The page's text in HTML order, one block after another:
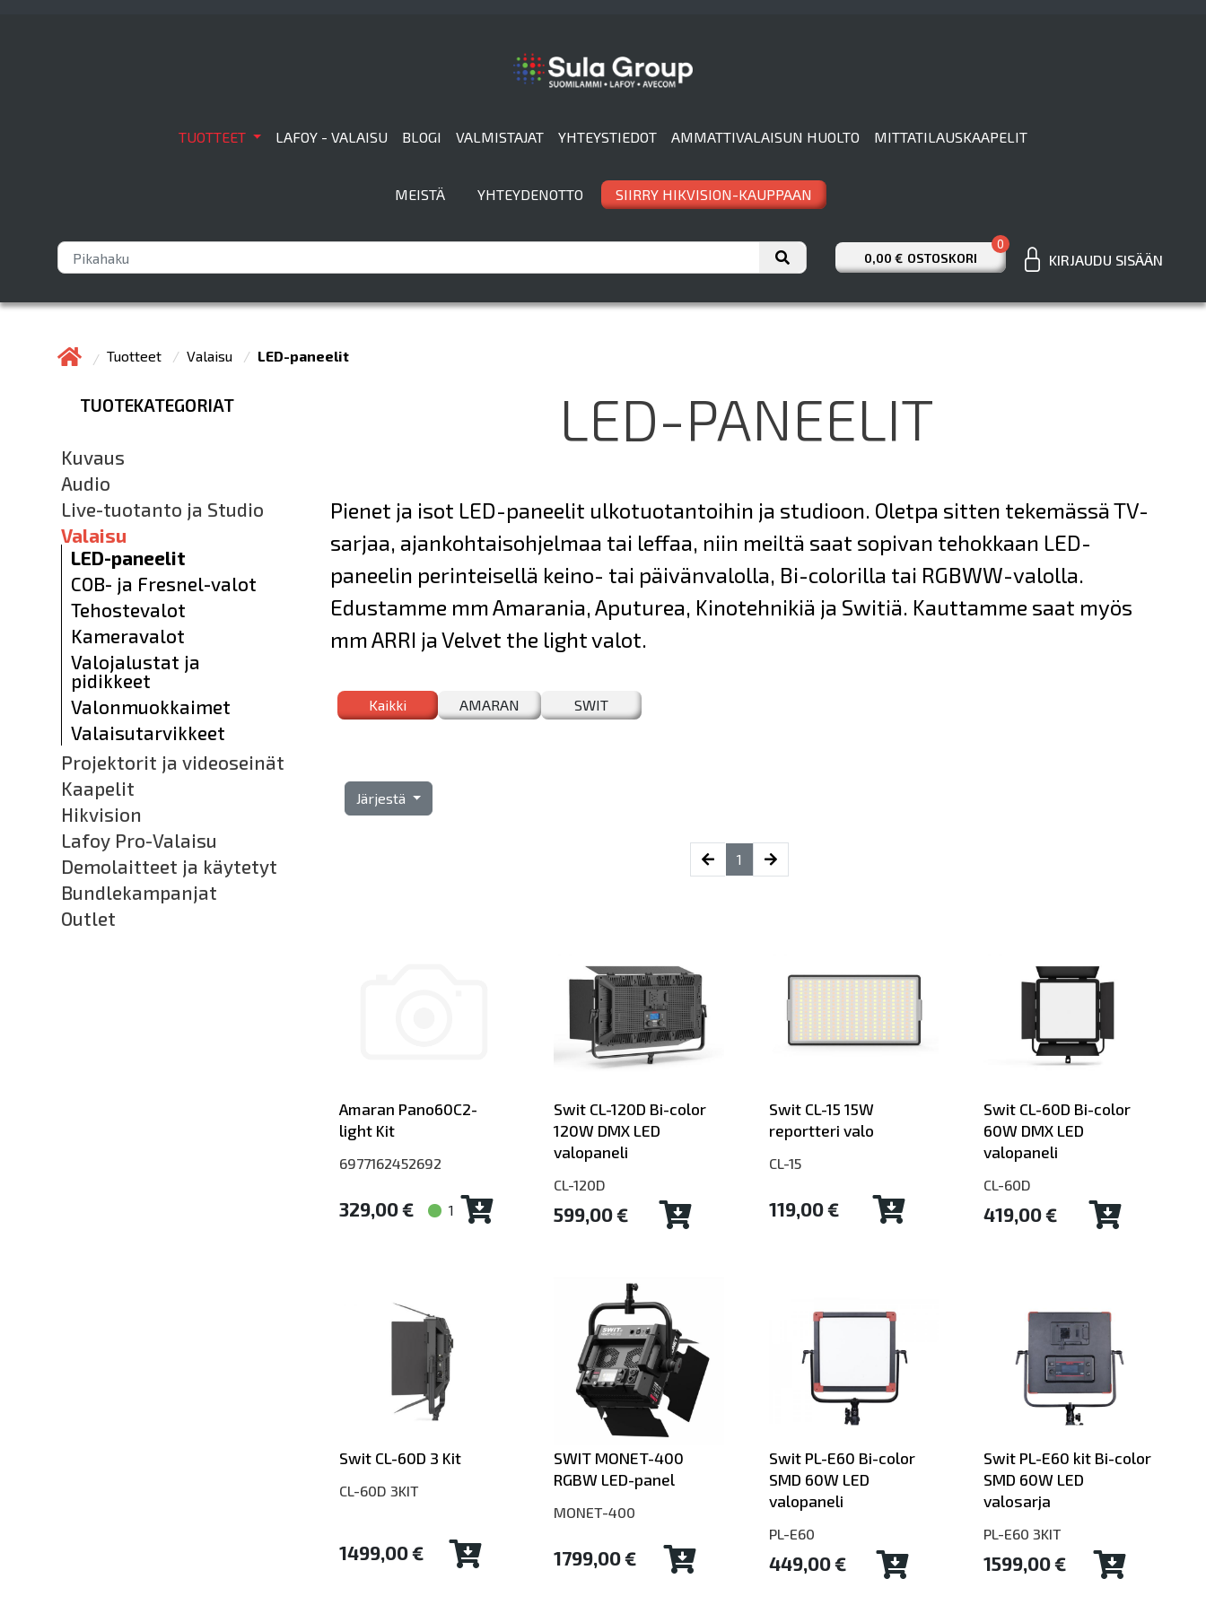
TUOTTEET LAFOY - VALAISU BLOGI VALMISTAJAT YHTEYSTIEDOT AMMATTIVALAISUN HUOLTO MITTATILAUSKAAPELIT
MEISTÄ YHTEYDENOTTO SIIRRY HIKVISION-KAUPPAAN
0,00 € OSTOSKORI
0
KIRJAUDU SISÄÄN
Tuotteet Valaisu LED-paneelit
TUOTEKATEGORIAT
Kuvaus
Audio
Live-tuotanto ja Studio
Valaisu
LED-paneelit
COB- ja Fresnel-valot
Tehostevalot
Kameravalot
Valojalustat ja
pidikkeet
Valonmuokkaimet
Valaisutarvikkeet
Projektorit ja videoseinät
Kaapelit
Hikvision
Lafoy Pro-Valaisu
Demolaitteet ja käytetyt
Bundlekampanjat
Outlet
LED-PANEELIT
Pienet ja isot LED-paneelit ulkotuotantoihin ja studioon. Oletpa sitten tekemässä TV-
sarjaa, ajankohtaisohjelmaa tai leffaa, niin meiltä saat sopivan tehokkaan LED-
paneelin perinteisellä keino- tai päivänvalolla, Bi-colorilla tai RGBWW-valolla.
Edustamme mm Amarania, Aputurea, Kinotehnikiä ja Switiä. Kauttamme saat myös
mm ARRI ja Velvet the light valot.
Kaikki AMARAN SWIT
Järjestä
1 (current)
Amaran Pano60C2-
light Kit
6977162452692
329,00 € 1
Swit CL-120D Bi-color
120W DMX LED
valopaneli
CL-120D
599,00 €
Swit CL-15 15W
reportteri valo
CL-15
119,00 €
Swit CL-60D Bi-color
60W DMX LED
valopaneli
CL-60D
419,00 €
Swit CL-60D 3 Kit
CL-60D 3KIT
1499,00 €
SWIT MONET-400
RGBW LED-panel
MONET-400
1799,00 €
Swit PL-E60 Bi-color
SMD 60W LED
valopaneli
PL-E60
449,00 €
Swit PL-E60 kit Bi-color
SMD 60W LED
valosarja
PL-E60 3KIT
1599,00 €